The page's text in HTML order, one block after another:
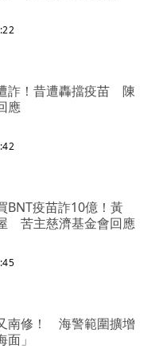
詐！昔遭轟擋疫苗 陳
應
BNT疫苗詐10億！黃
苦主慈濟基金會回應
南修！ 海警範圍擴增
」